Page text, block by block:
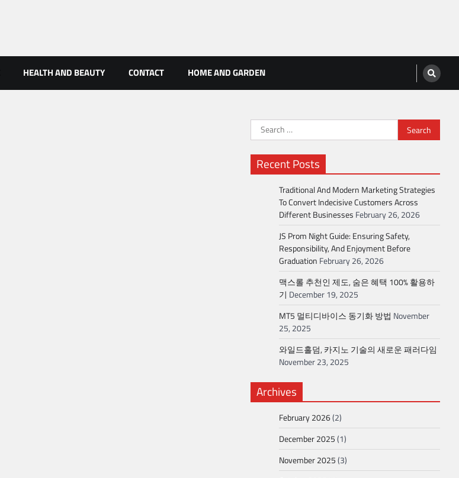
HEALTH AND BEAUTY CONTACT HOME AND GARDEN
Search
for:
Recent Posts
Traditional And Modern Marketing Strategies
To Convert Indecisive Customers Across
Different Businesses February 26, 2026
JS Prom Night Guide: Ensuring Safety,
Responsibility, And Enjoyment Before
Graduation February 26, 2026
맥스롤 추천인 제도, 숨은 혜택 100% 활용하
기 December 19, 2025
MT5 멀티디바이스 동기화 방법 November
25, 2025
와일드홀덤, 카지노 기술의 새로운 패러다임
November 23, 2025
Archives
February 2026(2)
December 2025(1)
November 2025(3)